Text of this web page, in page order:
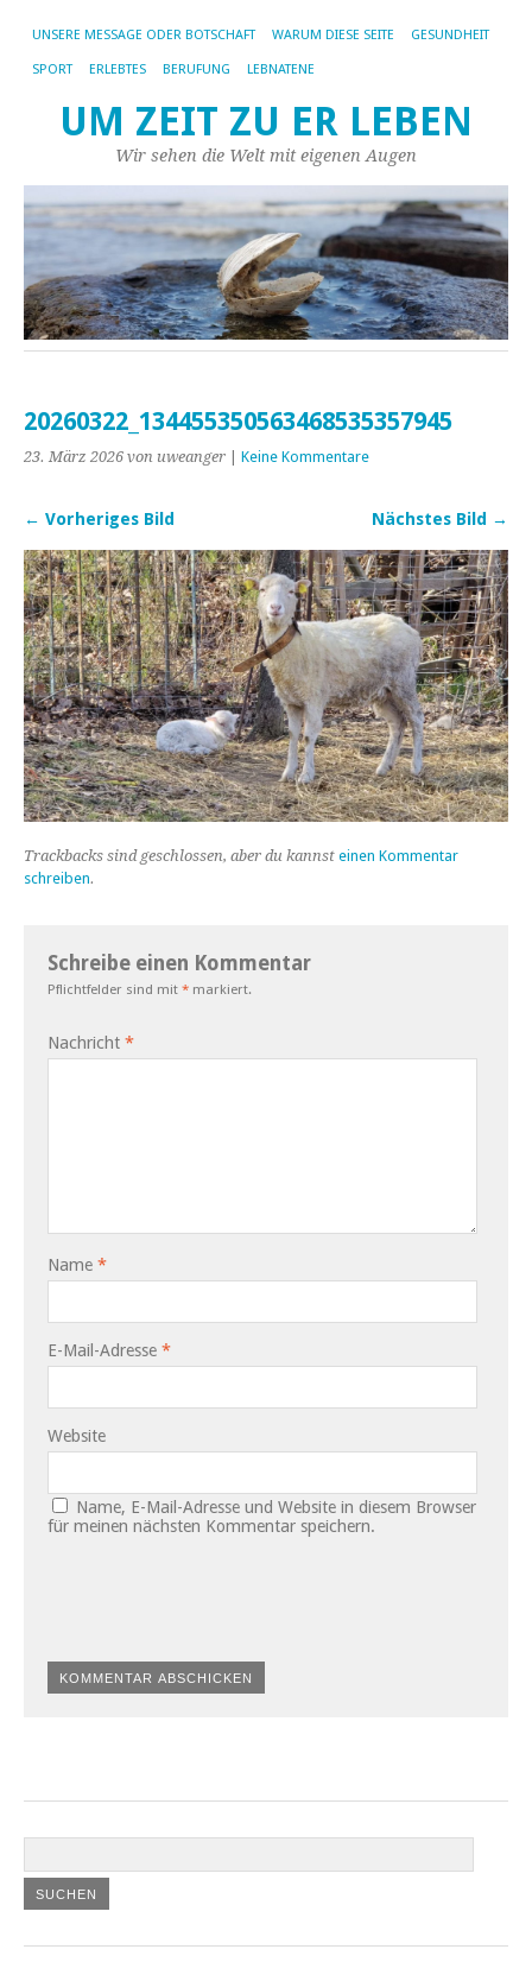
UNSERE MESSAGE ODER BOTSCHAFT WARUM DIESE SEITE GESUNDHEIT
SPORT ERLEBTES BERUFUNG LEBNATENE
UM ZEIT ZU ER LEBEN
Wir sehen die Welt mit eigenen Augen
20260322_134455350563468535357945
23. März 2026 von uweanger | Keine Kommentare
← Vorheriges Bild Nächstes Bild →
Trackbacks sind geschlossen, aber du kannst einen Kommentar
schreiben.
Schreibe einen Kommentar
Pflichtfelder sind mit * markiert.
Nachricht *
Name *
E-Mail-Adresse *
Website
Name, E-Mail-Adresse und Website in diesem Browser
für meinen nächsten Kommentar speichern.